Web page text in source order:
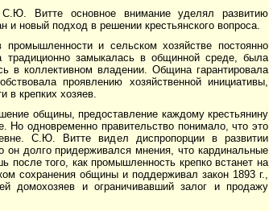
Витте основное внимание уделял развитию
новый подход в решении крестьянского вопроса.
и сельском хозяйстве постоянно
традиционно замыкалась в общинной среде, была
в коллективном владении. Община гарантировала
проявлению хозяйственной инициативы,
крепких хозяев.
общины, предоставление каждому крестьянину
Но одновременно правительство понимало, что это
С.Ю. Витте видел диспропорции в развитии
долго придерживался мнения, что кардинальные
после того, как промышленность крепко встанет на
сохранения общины и поддерживал закон 1893 г.,
домохозяев и ограничивавший залог и продажу